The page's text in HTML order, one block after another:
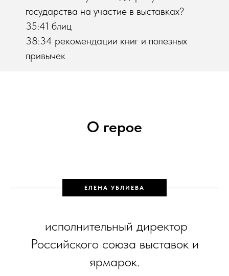
государства на участие в выставках?
35:41 блиц
38:34 рекомендации книг и полезных
привычек
О герое
ЕЛЕНА УБЛИЕВА
исполнительный директор
Российского союза выставок и
ярмарок.